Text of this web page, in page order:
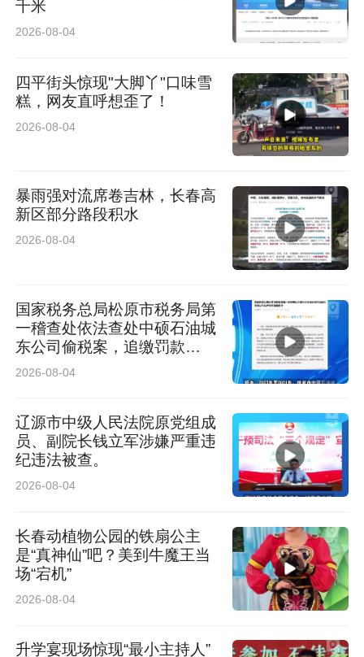
场，邱老深情回望峥嵘军旅岁月，生动讲述战场
战、俘虏美军飞行员的惊险历程。据悉，邱老毕
生奉献国防事业，先后荣立一等功两次、二等功
两次、三等功六次，累计荣获三十八次嘉奖，累
烈的家国情怀，深深感染了现场每一位狮友与爱
心人士，全场掌声经久不息，让所有人深刻感受
到老兵先辈保家卫国、无私奉献的崇高精神。
农安洋全证麟健康管理中心负责人王晶波现场致
示，老兵是共和国的脊梁，是守护山河无恙的功
千米
2026-08-04
四平街头惊现"大脚丫"口味雪
糕，网友直呼想歪了！
2026-08-04
暴雨强对流席卷吉林，长春高
新区部分路段积水
2026-08-04
国家税务总局松原市税务局第
一稽查处依法查处中硕石油城
东公司偷税案，追缴罚款
221.5万元
2026-08-04
辽源市中级人民法院原党组成
员、副院长钱立军涉嫌严重违
纪违法被查。
2026-08-04
长春动植物公园的铁扇公主
是“真神仙”吧？美到牛魔王当
场“宕机”
2026-08-04
升学宴现场惊现“最小主持人”